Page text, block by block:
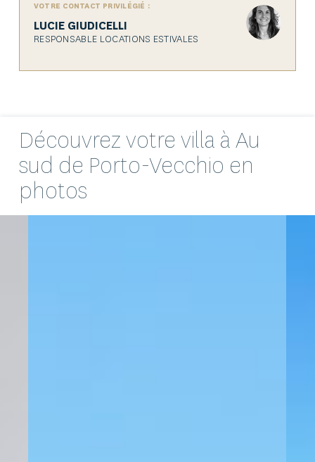
Les deux chambres côté jardin forment un espace nuit bien
pensé. La chambre 2, habillée d’un papier peint tropical vert
sauge, accueille un lit double ; la chambre 3, au décor plus
doux, propose deux lits simples pouvant être réunis. Toutes
deux climatisées, dotées de rangements intégrés sur-
VOTRE CONTACT PRIVILÉGIÉ :
LUCIE GIUDICELLI
RESPONSABLE LOCATIONS ESTIVALES
Découvrez votre villa à Au
sud de Porto-Vecchio en
photos